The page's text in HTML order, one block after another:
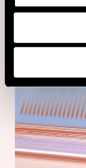
fournies ou
de leurs
vous pouvez
Politique de
personnel.